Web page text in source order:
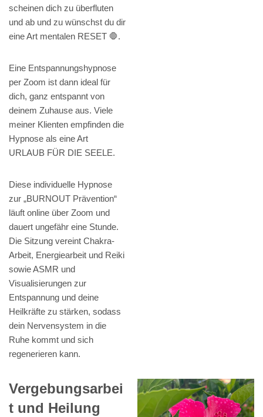
scheinen dich zu überfluten
und ab und zu wünschst du dir
eine Art mentalen RESET 🛑.
Eine Entspannungshypnose
per Zoom ist dann ideal für
dich, ganz entspannt von
deinem Zuhause aus. Viele
meiner Klienten empfinden die
Hypnose als eine Art
URLAUB FÜR DIE SEELE.
Diese individuelle Hypnose
zur „BURNOUT Prävention“
läuft online über Zoom und
dauert ungefähr eine Stunde.
Die Sitzung vereint Chakra-
Arbeit, Energiearbeit und Reiki
sowie ASMR und
Visualisierungen zur
Entspannung und deine
Heilkräfte zu stärken, sodass
dein Nervensystem in die
Ruhe kommt und sich
regenerieren kann.
Vergebungsarbei
t und Heilung